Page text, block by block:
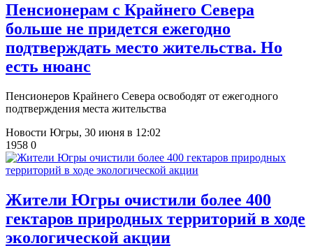
Пенсионерам с Крайнего Севера
больше не придется ежегодно
подтверждать место жительства. Но
есть нюанс
Пенсионеров Крайнего Севера освободят от ежегодного
подтверждения места жительства
Новости Югры, 30 июня в 12:02
1958 0
Жители Югры очистили более 400
гектаров природных территорий в ходе
экологической акции